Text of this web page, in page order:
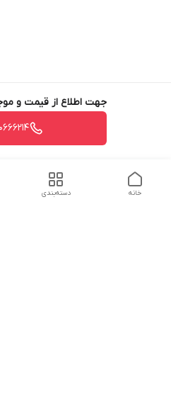
جهت اطلاع از قیمت و
دسته‌بندی خانه